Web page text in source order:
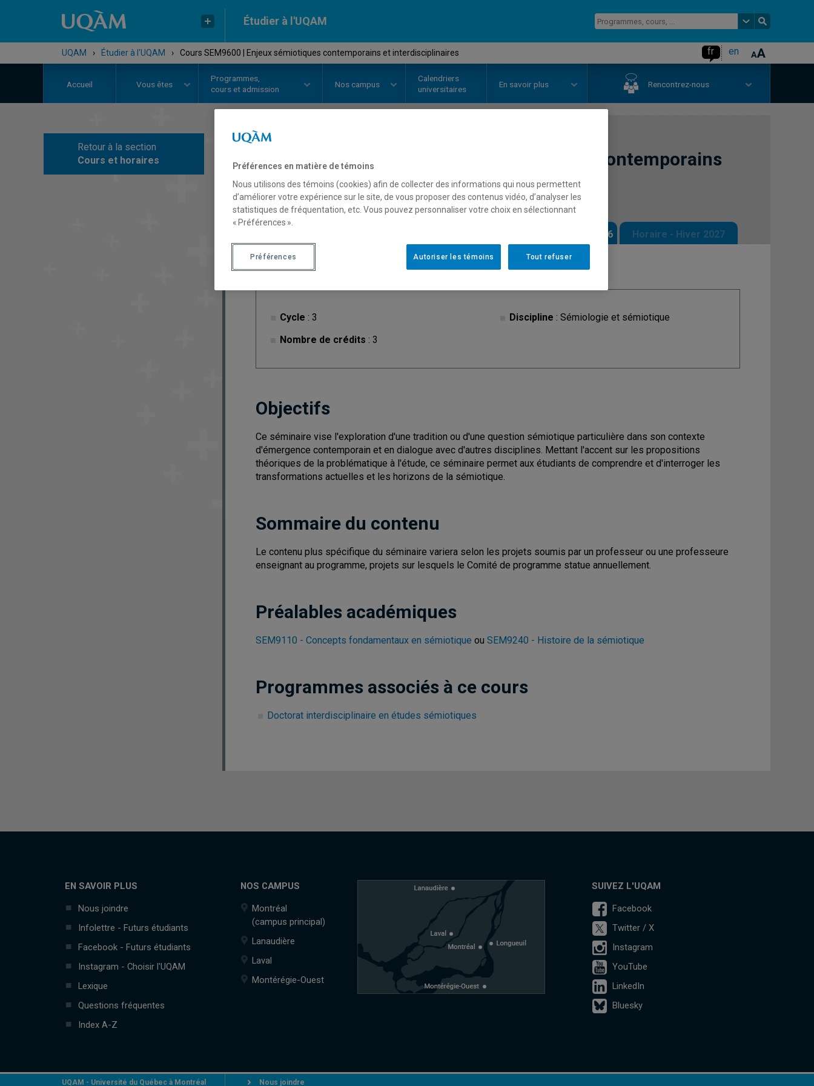
Étudier à l'UQAM
UQAM › Étudier à l'UQAM › Cours SEM9600 | Enjeux sémiotiques contemporains et interdisciplinaires fr en
Accueil Vous êtes
Programmes,
cours et admission
Nos campus
Calendriers
universitaires
En savoir plus Rencontrez-nous
Retour à la section
Cours et horaires
COURS// SEM9600
Enjeux sémiotiques contemporains
et interdisciplinaires
Horaire - Automne 2026 Horaire - Hiver 2027
Cycle : 3
Nombre de crédits : 3
Discipline : Sémiologie et sémiotique
Objectifs
Ce séminaire vise l'exploration d'une tradition ou d'une question sémiotique particulière dans son contexte
d'émergence contemporain et en dialogue avec d'autres disciplines. Mettant l'accent sur les propositions
théoriques de la problématique à l'étude, ce séminaire permet aux étudiants de comprendre et d'interroger les
transformations actuelles et les horizons de la sémiotique.
Sommaire du contenu
Le contenu plus spécifique du séminaire variera selon les projets soumis par un professeur ou une professeure
enseignant au programme, projets sur lesquels le Comité de programme statue annuellement.
Préalables académiques
SEM9110 - Concepts fondamentaux en sémiotique ou SEM9240 - Histoire de la sémiotique
Programmes associés à ce cours
Doctorat interdisciplinaire en études sémiotiques
EN SAVOIR PLUS
Nous joindre
Infolettre - Futurs étudiants
Facebook - Futurs étudiants
Instagram - Choisir l'UQAM
Lexique
Questions fréquentes
Index A-Z
NOS CAMPUS
Montréal
(campus principal)
Lanaudière
Laval
Montérégie-Ouest
SUIVEZ L'UQAM
Facebook
Twitter / X
Instagram
YouTube
LinkedIn
Bluesky
UQAM - Université du Québec à Montréal Nous joindre
Préférences en matière de témoins
Nous utilisons des témoins (cookies) afin de collecter des informations qui nous permettent
d’améliorer votre expérience sur le site, de vous proposer des contenus vidéo, d’analyser les
statistiques de fréquentation, etc. Vous pouvez personnaliser votre choix en sélectionnant
« Préférences ».
Tout refuser
Autoriser les témoins
Préférences